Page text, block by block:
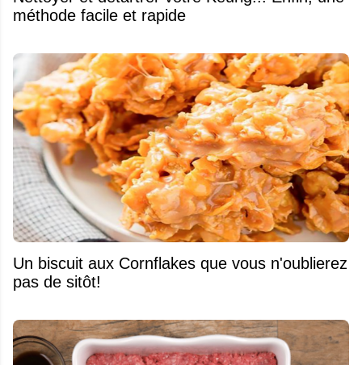
méthode facile et rapide
Un biscuit aux Cornflakes que vous n'oublierez
pas de sitôt!